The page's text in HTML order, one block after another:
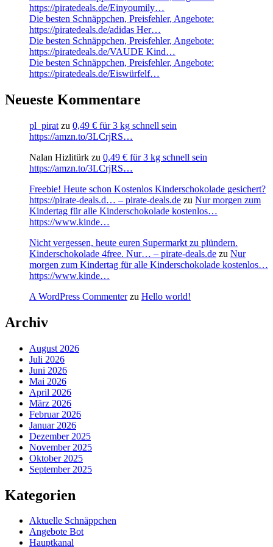
https://piratedeals.de/Einyoumily…
Die besten Schnäppchen, Preisfehler, Angebote:
https://piratedeals.de/adidas Her…
Die besten Schnäppchen, Preisfehler, Angebote:
https://piratedeals.de/VAUDE Kind…
Die besten Schnäppchen, Preisfehler, Angebote:
https://piratedeals.de/Eiswürfelf…
Neueste Kommentare
pl_pirat zu 0,49 € für 3 kg schnell sein
https://amzn.to/3LCrjRS…
Nalan Hizlitürk zu 0,49 € für 3 kg schnell sein
https://amzn.to/3LCrjRS…
Freebie! Heute schon Kostenlos Kinderschokolade gesichert?
https://pirate-deals.d… – pirate-deals.de zu Nur morgen zum
Kindertag für alle Kinderschokolade kostenlos…
https://www.kinde…
Nicht vergessen, heute euren Supermarkt zu plündern.
Kinderschokolade 4free. Nur… – pirate-deals.de zu Nur
morgen zum Kindertag für alle Kinderschokolade kostenlos…
https://www.kinde…
A WordPress Commenterzu Hello world!
Archiv
August 2026
Juli 2026
Juni 2026
Mai 2026
April 2026
März 2026
Februar 2026
Januar 2026
Dezember 2025
November 2025
Oktober 2025
September 2025
Kategorien
Aktuelle Schnäppchen
Angebote Bot
Hauptkanal